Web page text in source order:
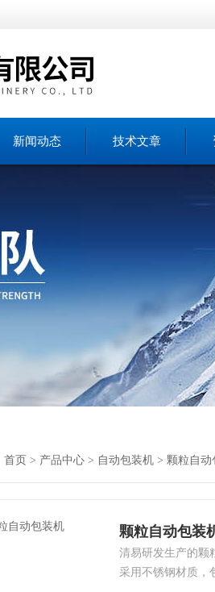
新闻动态 技术文章
首页 > 产品中心 > 自动包装机 > 颗粒自动
颗粒自动包装
清易研发生产的颗
采用不锈钢材质，